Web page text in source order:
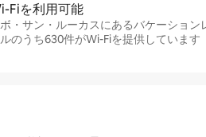
Fiを利⁠用⁠可⁠能
・サン・ルーカスにあるバケーション
のうち630件がWi-Fiを提供しています